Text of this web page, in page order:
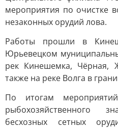
мероприятия по очистке
незаконных орудий лова.
Работы прошли в
Юрьевецком
рек Кинешемка, Чёрная,
также на реке Волга в
По итогам
рыбохозяйственного
бесхозных сетных